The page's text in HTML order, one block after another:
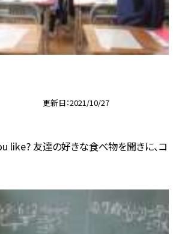
更新日 2021/10/27
友達の好きな食べ物を聞きに、コ